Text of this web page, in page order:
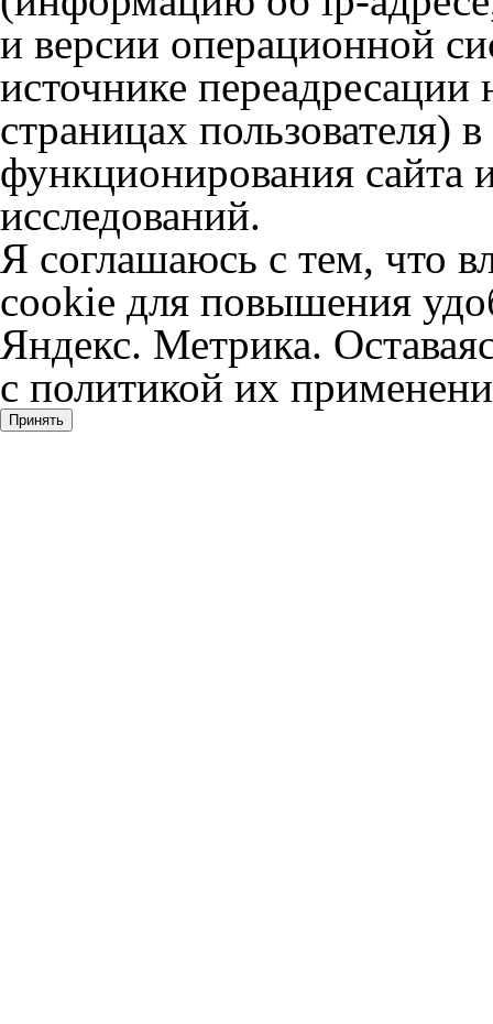
и версии операционной
источнике
страницах пользователя)
функционирования сайта
исследований.
Я соглашаюсь с тем, что
cookie для повышения
Яндекс. Метрика.
с политикой их
Принять